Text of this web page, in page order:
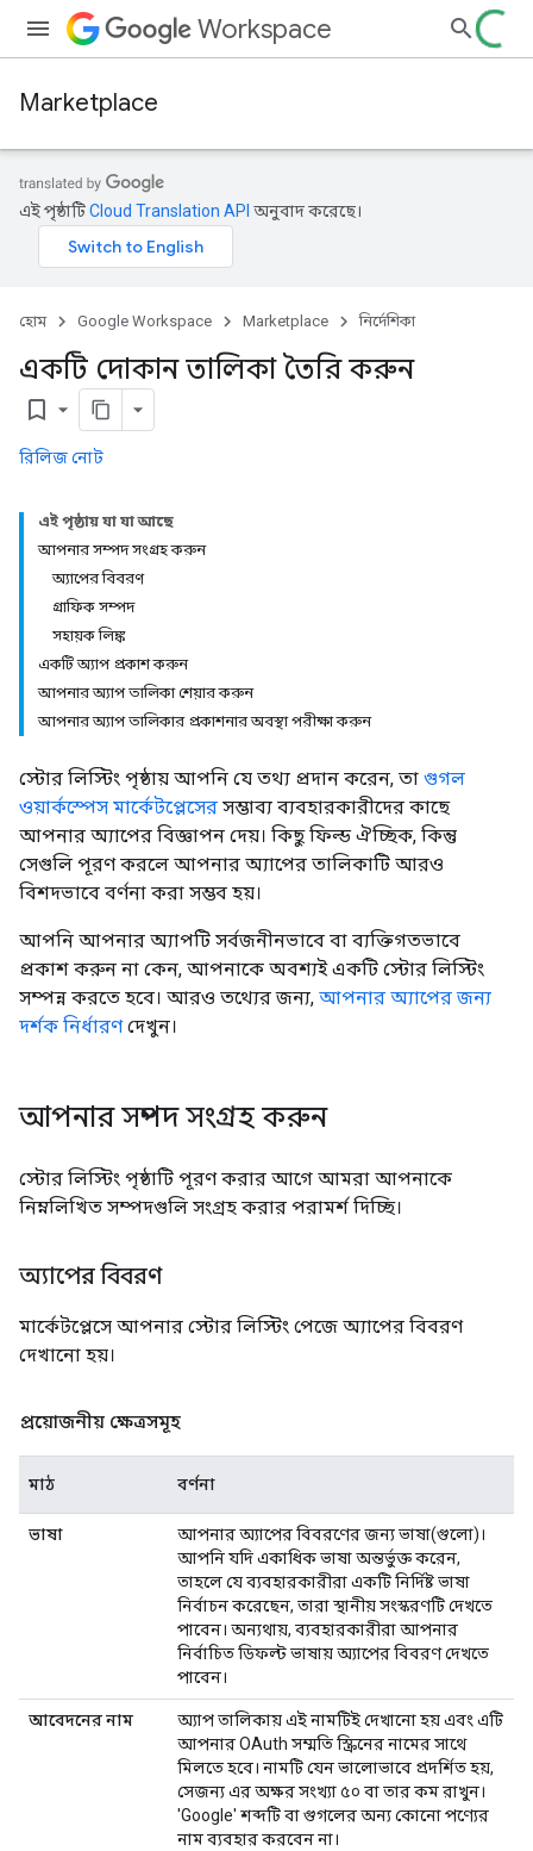
Workspace
Marketplace
এই পৃষ্ঠাটিCloud Translation API অনুবাদ করেছে।
হোম Google Workspace Marketplace নির্দেশিকা
একটি দোকান তালিকা তৈরি করুন
bookmark_border
রিলিজ নোট
এই পৃষ্ঠায় যা যা আছে
আপনার সম্পদ সংগ্রহ করুন
অ্যাপের বিবরণ
গ্রাফিক সম্পদ
সহায়ক লিঙ্ক
একটি অ্যাপ প্রকাশ করুন
আপনার অ্যাপ তালিকা শেয়ার করুন
আপনার অ্যাপ তালিকার প্রকাশনার অবস্থা পরীক্ষা করুন
স্টোর লিস্টিং পৃষ্ঠায় আপনি যে তথ্য প্রদান করেন, তা গুগল
ওয়ার্কস্পেস মার্কেটপ্লেসের সম্ভাব্য ব্যবহারকারীদের কাছে
আপনার অ্যাপের বিজ্ঞাপন দেয়। কিছু ফিল্ড ঐচ্ছিক, কিন্তু
সেগুলি পূরণ করলে আপনার অ্যাপের তালিকাটি আরও
বিশদভাবে বর্ণনা করা সম্ভব হয়।
আপনি আপনার অ্যাপটি সর্বজনীনভাবে বা ব্যক্তিগতভাবে
প্রকাশ করুন না কেন, আপনাকে অবশ্যই একটি স্টোর লিস্টিং
সম্পন্ন করতে হবে। আরও তথ্যের জন্য, আপনার অ্যাপের জন্য
দর্শক নির্ধারণদেখুন।
আপনার সম্পদ সংগ্রহ করুন
স্টোর লিস্টিং পৃষ্ঠাটি পূরণ করার আগে আমরা আপনাকে
নিম্নলিখিত সম্পদগুলি সংগ্রহ করার পরামর্শ দিচ্ছি।
অ্যাপের বিবরণ
মার্কেটপ্লেসে আপনার স্টোর লিস্টিং পেজে অ্যাপের বিবরণ
দেখানো হয়।
প্রয়োজনীয় ক্ষেত্রসমূহ
মাঠ বর্ণনা
ভাষা
আপনার অ্যাপের বিবরণের জন্য ভাষা(গুলো)।
আপনি যদি একাধিক ভাষা অন্তর্ভুক্ত করেন,
তাহলে যে ব্যবহারকারীরা একটি নির্দিষ্ট ভাষা
নির্বাচন করেছেন, তারা স্থানীয় সংস্করণটি দেখতে
পাবেন। অন্যথায়, ব্যবহারকারীরা আপনার
নির্বাচিত ডিফল্ট ভাষায় অ্যাপের বিবরণ দেখতে
পাবেন।
আবেদনের নাম
অ্যাপ তালিকায় এই নামটিই দেখানো হয় এবং এটি
আপনার OAuth সম্মতি স্ক্রিনের নামের সাথে
মিলতে হবে। নামটি যেন ভালোভাবে প্রদর্শিত হয়,
সেজন্য এর অক্ষর সংখ্যা ৫০ বা তার কম রাখুন।
'Google' শব্দটি বা গুগলের অন্য কোনো পণ্যের
নাম ব্যবহার করবেন না।